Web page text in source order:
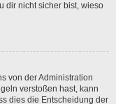
dir nicht sicher bist, wieso
von der Administration
verstoßen hast, kann
dies die Entscheidung der